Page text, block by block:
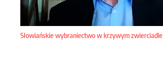
Słowiańskie wybraniectwo w krzywym zwierciadle